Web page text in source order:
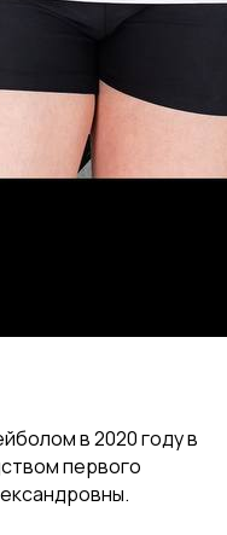
в 2020 году в
первого